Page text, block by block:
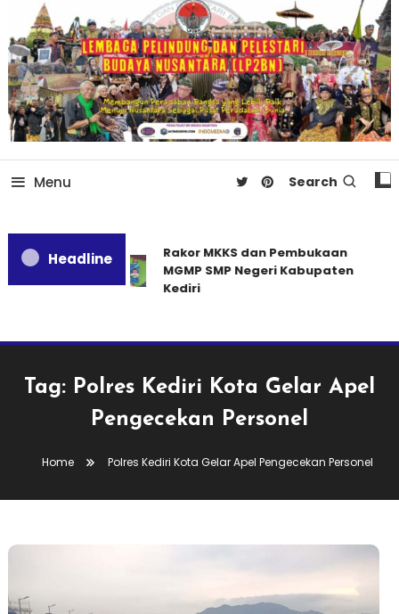
Menu Search
Headline
Rakor MKKS dan Pembukaan
MGMP SMP Negeri Kabupaten
Kediri
Tag: Polres Kediri Kota Gelar Apel
Pengecekan Personel
Home Polres Kediri Kota Gelar Apel Pengecekan Personel